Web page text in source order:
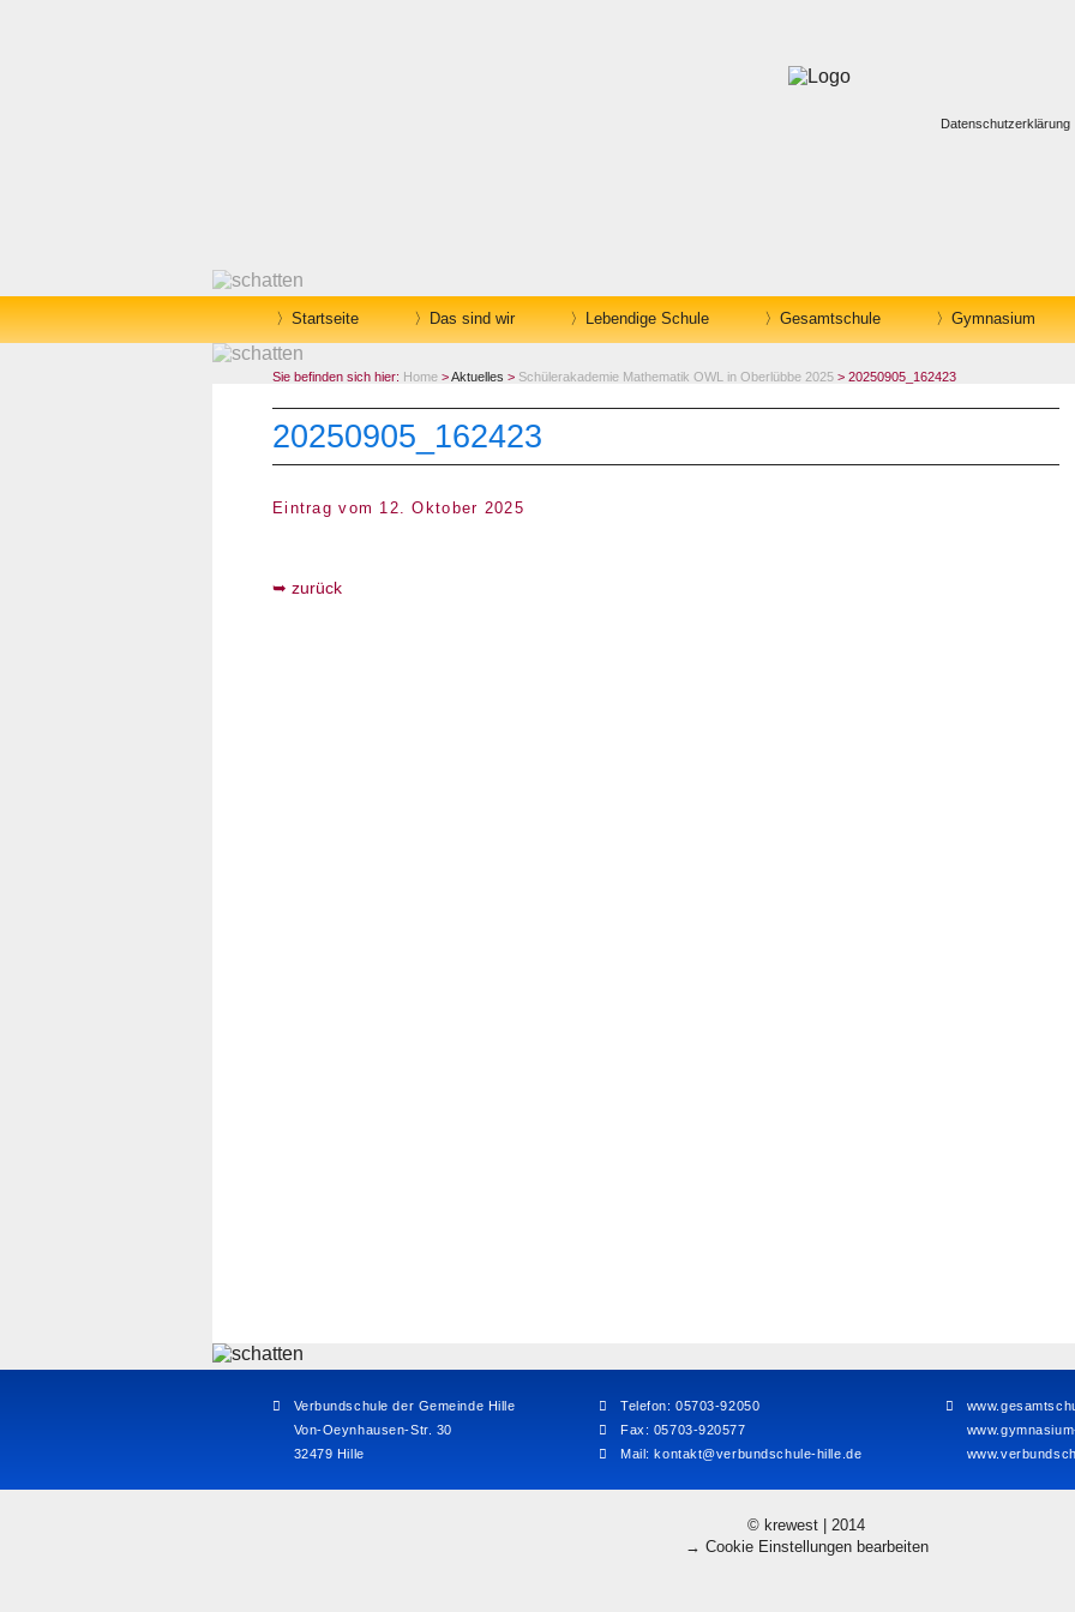
Datenschutzerklärung
Startseite Das sind wir Lebendige Schule Gesamtschule Gymnasium
Sie befinden sich hier: Home >Aktuelles > Schülerakademie Mathematik OWL in Oberlübbe 2025 > 20250905_162423
20250905_162423
Eintrag vom 12. Oktober 2025
zurück
Verbundschule der Gemeinde Hille
Von-Oeynhausen-Str. 30
32479 Hille
Telefon: 05703-92050
Fax: 05703-920577
Mail:kontakt@verbundschule-hille.de
© krewest | 2014
→ Cookie Einstellungen bearbeiten